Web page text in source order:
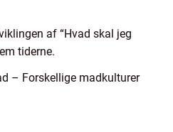
af “Hvad skal jeg
tiderne.
– Forskellige madkulturer